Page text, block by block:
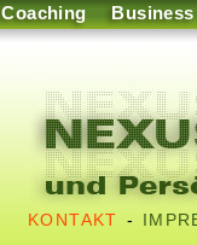
Coaching Business
KONTAKT -